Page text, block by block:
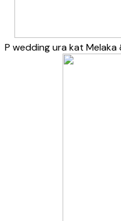
P wedding ura kat